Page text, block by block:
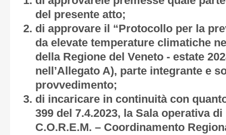
del presente atto;
di approvare il “Protocollo per la
da elevate temperature climatiche
della Regione del Veneto - estate
nell’Allegato A), parte integrante e
provvedimento;
di incaricare in continuità con
399 del 7.4.2023, la Sala operativa
C.O.R.E.M. – Coordinamento